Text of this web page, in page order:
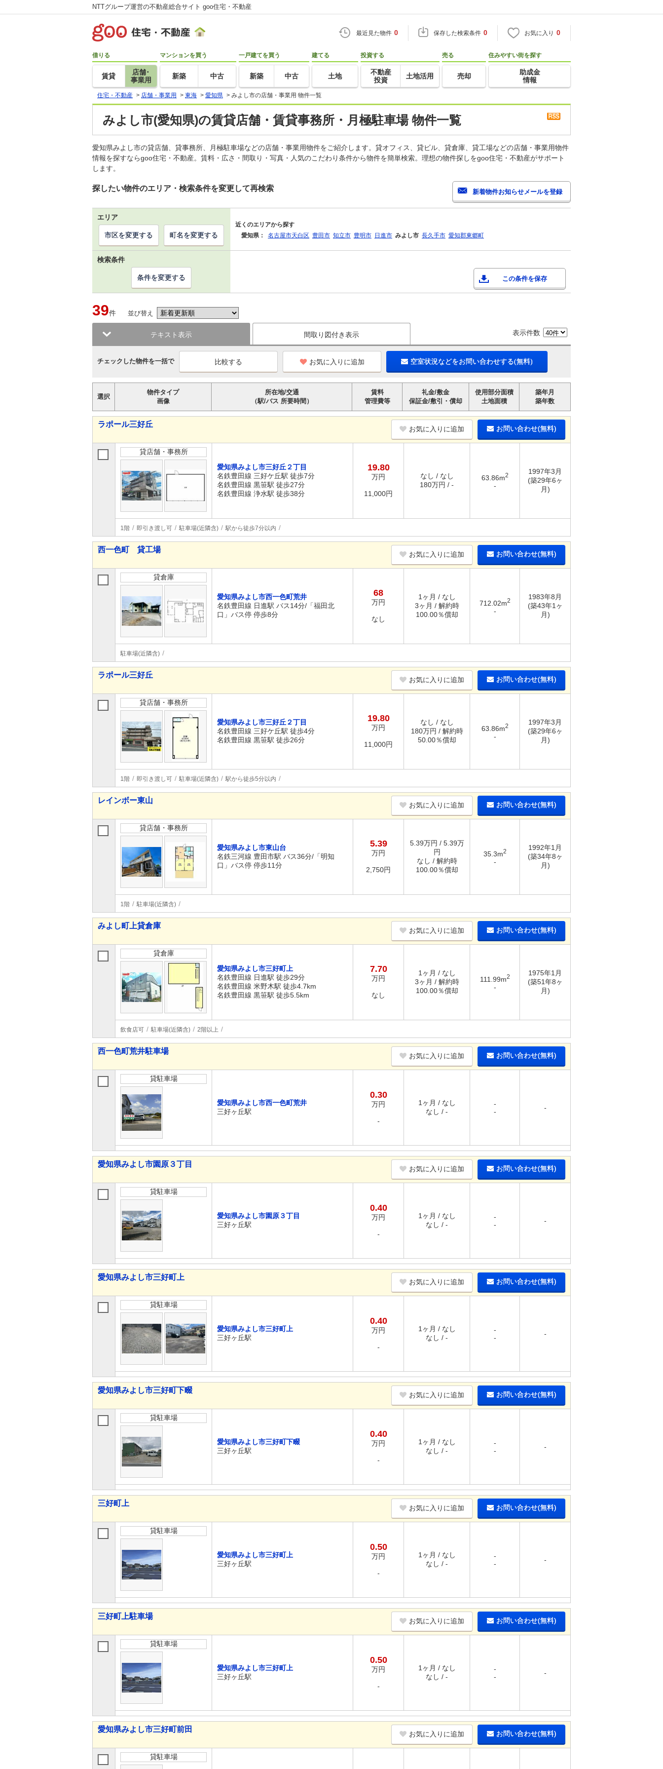
NTTグループ運営の不動産総合サイト goo住宅・不動産
最近見た物件 0 保存した検索条件 0 お気に入り 0
借りる
賃貸
店舗･
事業用
マンションを買う
新築 中古
一戸建てを買う
新築 中古
建てる
土地
投資する
不動産
投資
土地活用
売る
売却
住みやすい街を探す
助成金
情報
住宅・不動産 > 店舗・事業用 > 東海 > 愛知県 > みよし市の店舗・事業用 物件一覧
みよし市(愛知県)の賃貸店舗・賃貸事務所・月極駐車場 物件一覧
愛知県みよし市の貸店舗、貸事務所、月極駐車場などの店舗・事業用物件をご紹介します。貸オフィス、貸ビル、貸倉庫、貸工場などの店舗・事業用物件
情報を探すならgoo住宅・不動産。賃料・広さ・間取り・写真・人気のこだわり条件から物件を簡単検索。理想の物件探しをgoo住宅・不動産がサポート
します。
探したい物件のエリア・検索条件を変更して再検索
エリア
近くのエリアから探す
愛知県：
名古屋市天白区 豊田市 知立市 豊明市 日進市 みよし市 長久手市 愛知郡東郷町
市区を変更する 町名を変更する
検索条件
この条件を保存
条件を変更する
39件 並び替え
テキスト表示 間取り図付き表示 表示件数
チェックした物件を一括で お気に入りに追加 空室状況などをお問い合わせする(無料)
選択
物件タイプ
画像
所在地/交通
（駅/バス 所要時間）
賃料
管理費等
礼金/敷金
保証金/敷引・償却
使用部分面積
土地面積
築年月
築年数
ラポール三好丘
お気に入りに追加 お問い合わせ(無料)
貸店舗・事務所
愛知県みよし市三好丘２丁目
名鉄豊田線 三好ケ丘駅 徒歩7分
名鉄豊田線 黒笹駅 徒歩27分
名鉄豊田線 浄水駅 徒歩38分
19.80
万円
11,000円
なし / なし
180万円 / -
63.86m2
-
1997年3月
(築29年6ヶ
月)
1階 即引き渡し可 駐車場(近隣含) 駅から徒歩7分以内
西一色町 貸工場
お気に入りに追加 お問い合わせ(無料)
貸倉庫
愛知県みよし市西一色町荒井
名鉄豊田線 日進駅 バス14分/「福田北
口」バス停 停歩8分
68
万円
なし
1ヶ月 / なし
3ヶ月 / 解約時
100.00％償却
712.02m2
-
1983年8月
(築43年1ヶ
月)
駐車場(近隣含)
ラポール三好丘
お気に入りに追加 お問い合わせ(無料)
貸店舗・事務所
愛知県みよし市三好丘２丁目
名鉄豊田線 三好ケ丘駅 徒歩4分
名鉄豊田線 黒笹駅 徒歩26分
19.80
万円
11,000円
なし / なし
180万円 / 解約時
50.00％償却
63.86m2
-
1997年3月
(築29年6ヶ
月)
1階 即引き渡し可 駐車場(近隣含) 駅から徒歩5分以内
レインボー東山
お気に入りに追加 お問い合わせ(無料)
貸店舗・事務所
愛知県みよし市東山台
名鉄三河線 豊田市駅 バス36分/「明知
口」バス停 停歩11分
5.39
万円
2,750円
5.39万円 / 5.39万
円
なし / 解約時
100.00％償却
35.3m2
-
1992年1月
(築34年8ヶ
月)
1階 駐車場(近隣含)
みよし町上貸倉庫
お気に入りに追加 お問い合わせ(無料)
貸倉庫
愛知県みよし市三好町上
名鉄豊田線 日進駅 徒歩29分
名鉄豊田線 米野木駅 徒歩4.7km
名鉄豊田線 黒笹駅 徒歩5.5km
7.70
万円
なし
1ヶ月 / なし
3ヶ月 / 解約時
100.00％償却
111.99m2
-
1975年1月
(築51年8ヶ
月)
飲食店可 駐車場(近隣含) 2階以上
西一色町荒井駐車場
お気に入りに追加 お問い合わせ(無料)
貸駐車場
愛知県みよし市西一色町荒井
三好ヶ丘駅
0.30
万円
-
1ヶ月 / なし
なし / -
-
-
-
愛知県みよし市園原３丁目
お気に入りに追加 お問い合わせ(無料)
貸駐車場
愛知県みよし市園原３丁目
三好ヶ丘駅
0.40
万円
-
1ヶ月 / なし
なし / -
-
-
-
愛知県みよし市三好町上
お気に入りに追加 お問い合わせ(無料)
貸駐車場
愛知県みよし市三好町上
三好ヶ丘駅
0.40
万円
-
1ヶ月 / なし
なし / -
-
-
-
愛知県みよし市三好町下畷
お気に入りに追加 お問い合わせ(無料)
貸駐車場
愛知県みよし市三好町下畷
三好ヶ丘駅
0.40
万円
-
1ヶ月 / なし
なし / -
-
-
-
三好町上
お気に入りに追加 お問い合わせ(無料)
貸駐車場
愛知県みよし市三好町上
三好ヶ丘駅
0.50
万円
-
1ヶ月 / なし
なし / -
-
-
-
三好町上駐車場
お気に入りに追加 お問い合わせ(無料)
貸駐車場
愛知県みよし市三好町上
三好ヶ丘駅
0.50
万円
-
1ヶ月 / なし
なし / -
-
-
-
愛知県みよし市三好町前田
お気に入りに追加 お問い合わせ(無料)
貸駐車場